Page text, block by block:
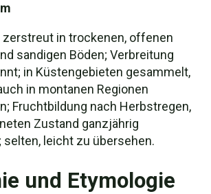
zerstreut in trockenen, offenen
sandigen Böden; Verbreitung
in Küstengebieten gesammelt,
in montanen Regionen
Fruchtbildung nach Herbstregen,
Zustand ganzjährig
selten, leicht zu übersehen.
und Etymologie